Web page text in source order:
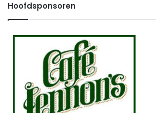
Hoofdsponsoren